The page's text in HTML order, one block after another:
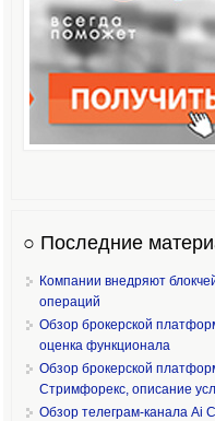
○ Последние
Компании внедряют
операций
Обзор брокерской
оценка функционала
Обзор брокерской
Стримфорекс, описание
Обзор телеграм-канала Ai